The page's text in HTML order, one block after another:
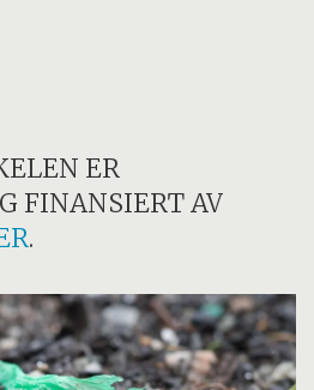
ER
FINANSIERT AV
.